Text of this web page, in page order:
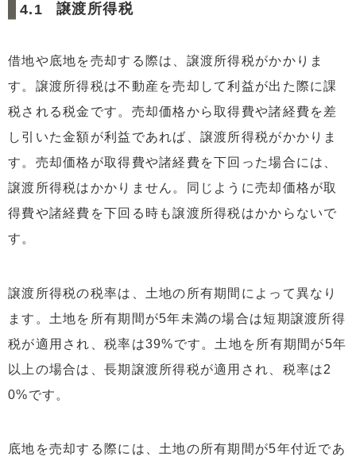
譲渡所得税
借地や底地を売却する際は、譲渡所得税がかかりま
す。譲渡所得税は不動産を売却して利益が出た際に課
税される税金です。売却価格から取得費や諸経費を差
し引いた金額が利益であれば、譲渡所得税がかかりま
す。売却価格が取得費や諸経費を下回った場合には、
譲渡所得税はかかりません。同じように売却価格が取
得費や諸経費を下回る時も譲渡所得税はかからないで
す。
譲渡所得税の税率は、土地の所有期間によって異なり
ます。土地を所有期間が5年未満の場合は短期譲渡所得
税が適用され、税率は39%です。土地を所有期間が5年
以上の場合は、長期譲渡所得税が適用され、税率は2
0%です。
底地を売却する際には、土地の所有期間が5年付近であ